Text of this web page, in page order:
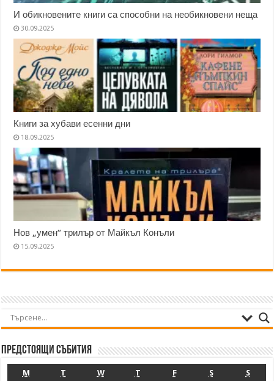
И обикновените книги са способни на необикновени неща
30.09.2025
Книги за хубави есенни дни
18.09.2025
Нов „умен“ трилър от Майкъл Конъли
15.09.2025
Предстоящи събития
M T W T F S S